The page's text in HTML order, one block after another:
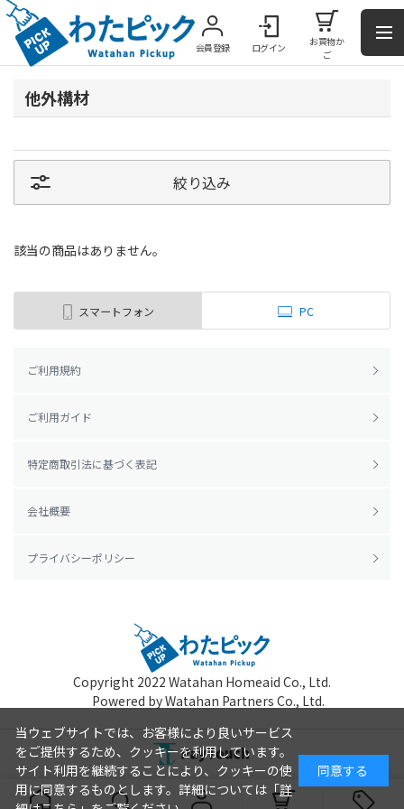
会員登録 ログイン
お買物か
ご
他外構材
絞り込み
該当の商品はありません。
スマートフォン PC
ご利用規約
ご利用ガイド
特定商取引法に基づく表記
会社概要
プライバシーポリシー
Copyright 2022 Watahan Homeaid Co., Ltd.
Powered by Watahan Partners Co., Ltd.
当ウェブサイトでは、お客様により良いサービス
をご提供するため、クッキーを利用しています。
サイト利用を継続することにより、クッキーの使
用に同意するものとします。詳細については「詳
同意する